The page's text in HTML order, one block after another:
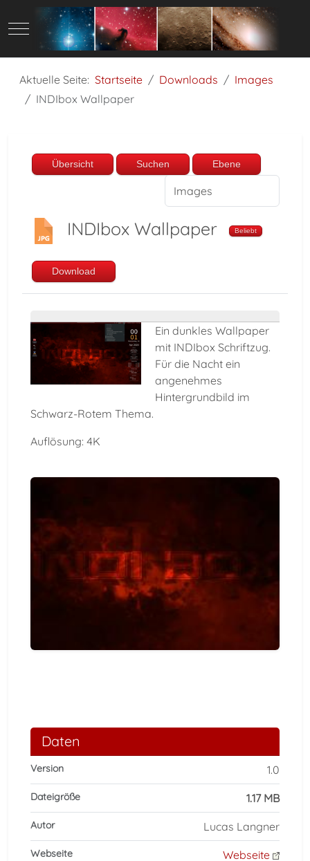
Mobile Menu Toggle
Aktuelle Seite: Startseite Downloads
Images
INDIbox Wallpaper
Übersicht Suchen Ebene
INDIbox Wallpaper Beliebt
Download
Ein dunkles Wallpaper
mit INDIbox Schriftzug.
Für die Nacht ein
angenehmes
Hintergrundbild im
Schwarz-Rotem Thema.
Auflösung: 4K
Daten
Version 1.0
Dateigröße 1.17 MB
Autor Lucas Langner
Webseite Webseite